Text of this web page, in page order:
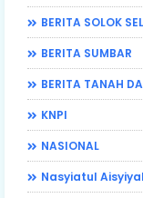
BERITA SOLOK
BERITA SUMBAR
BERITA TANAH
KNPI
NASIONAL
Nasyiatul